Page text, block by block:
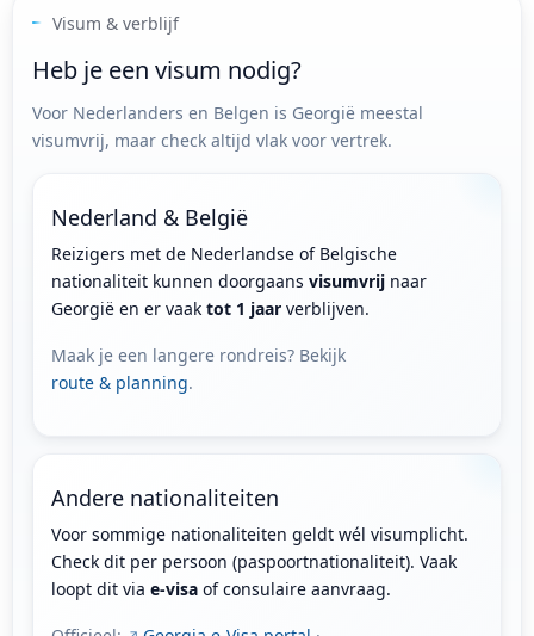
Visum & verblijf
Heb je een visum nodig?
Voor Nederlanders en Belgen is Georgië meestal
visumvrij, maar check altijd vlak voor vertrek.
Nederland & België
Reizigers met de Nederlandse of Belgische
nationaliteit kunnen doorgaansvisumvrij naar
Georgië en er vaaktot 1 jaar verblijven.
Maak je een langere rondreis? Bekijk
route & planning.
Andere nationaliteiten
Voor sommige nationaliteiten geldt wél visumplicht.
Check dit per persoon (paspoortnationaliteit). Vaak
loopt dit viae-visa of consulaire aanvraag.